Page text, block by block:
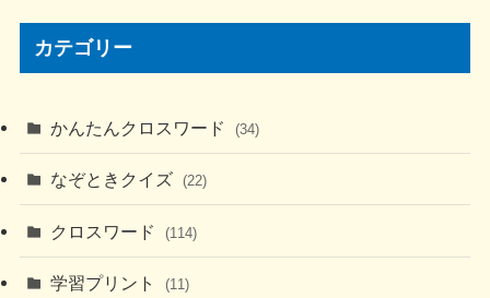
カテゴリー
かんたんクロスワード (34)
なぞときクイズ (22)
クロスワード (114)
学習プリント (11)